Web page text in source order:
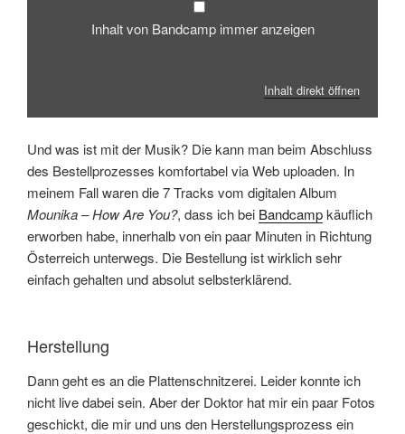
Inhalt von Bandcamp immer anzeigen
Inhalt direkt öffnen
Und was ist mit der Musik? Die kann man beim Abschluss
des Bestellprozesses komfortabel via Web uploaden. In
meinem Fall waren die 7 Tracks vom digitalen Album
Mounika – How Are You?, dass ich bei Bandcampkäuflich
erworben habe, innerhalb von ein paar Minuten in Richtung
Österreich unterwegs. Die Bestellung ist wirklich sehr
einfach gehalten und absolut selbsterklärend.
Herstellung
Dann geht es an die Plattenschnitzerei. Leider konnte ich
nicht live dabei sein. Aber der Doktor hat mir ein paar Fotos
geschickt, die mir und uns den Herstellungsprozess ein